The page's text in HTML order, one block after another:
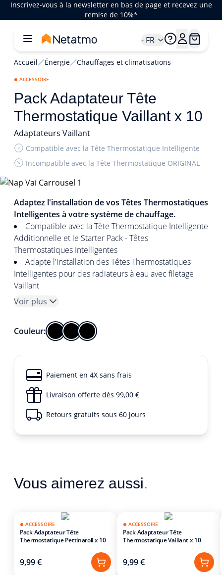
Inscrivez-vous à la newsletter en bas de page et recevez une
remise de 10%*
- FR
Accueil Énergie Chauffages et climatisations
ACCESSOIRE
Pack Adaptateur Tête
Thermostatique Vaillant x 10
Adaptateurs Vaillant
Compatible avec la Tête Thermostatique Intelligente
Incompatible avec la Tête Thermostatique ORIGINAL
Adaptez l'installation de vos Têtes Thermostatiques
Intelligentes à votre système de chauffage.
Compatible avec la Tête Thermostatique Intelligente
Additionnelle et le Starter Pack - Têtes
Thermostatiques Intelligentes
Adapte l'installation des Têtes Thermostatiques
Intelligentes pour des radiateurs à eau avec filetage
Vaillant
Voir plus
Couleur:
Paiement en 4X sans frais
Livraison offerte dès 99,00 €
Retours gratuits sous 60 jours
Vous aimerez aussi.
ACCESSOIRE
Pack Adaptateur Tête
Thermostatique Pettinaroli x 10
9,99 €
ACCESSOIRE
Pack Adaptateur Tête
Thermostatique Vaillant x 10
9,99 €